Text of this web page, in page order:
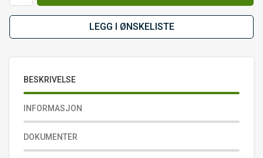
LEGG I ØNSKELISTE
BESKRIVELSE
INFORMASJON
DOKUMENTER